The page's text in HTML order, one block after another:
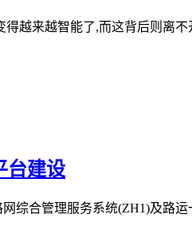
越来越智能了,而这背后则离
台建设
综合管理服务系统(ZH1)及路